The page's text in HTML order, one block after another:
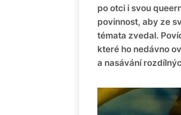
po otci i svou
povinnost, aby ze
témata zvedal.
které ho nedávno
a nasávání